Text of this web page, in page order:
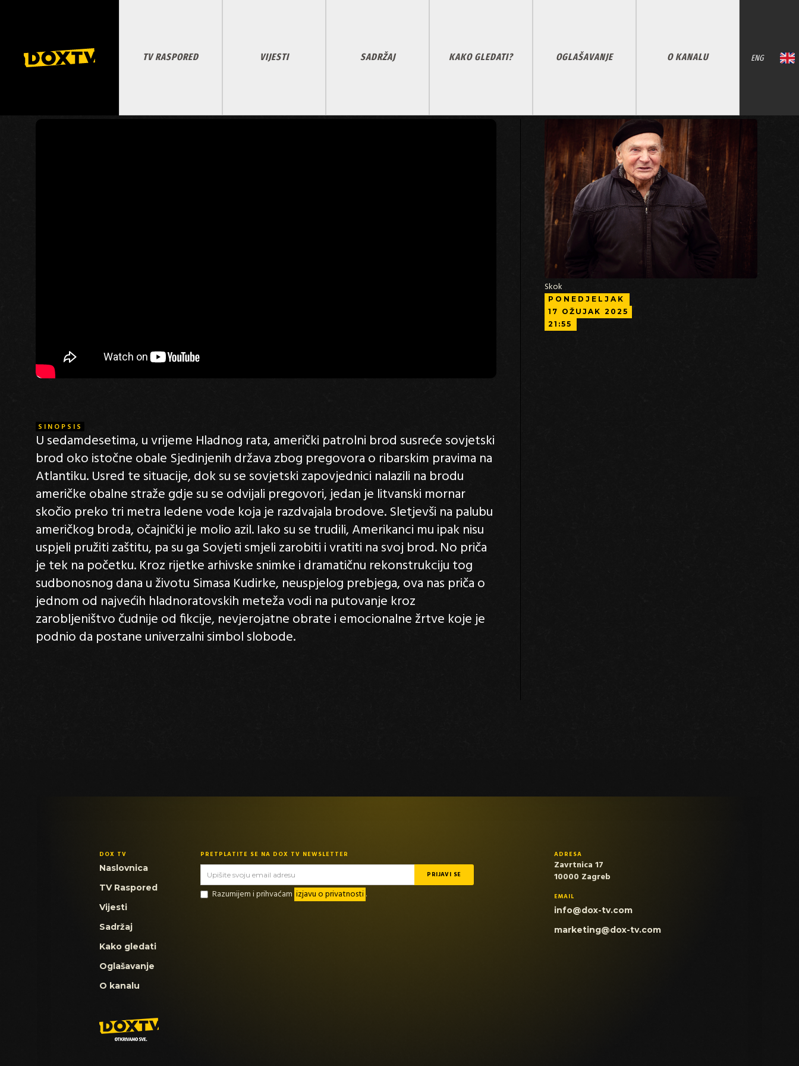
TV RASPORED VIJESTI SADRŽAJ KAKO GLEDATI? OGLAŠAVANJE O KANALU ENG
SINOPSIS
U sedamdesetima, u vrijeme Hladnog rata, američki patrolni brod susreće sovjetski
brod oko istočne obale Sjedinjenih država zbog pregovora o ribarskim pravima na
Atlantiku. Usred te situacije, dok su se sovjetski zapovjednici nalazili na brodu
američke obalne straže gdje su se odvijali pregovori, jedan je litvanski mornar
skočio preko tri metra ledene vode koja je razdvajala brodove. Sletjevši na palubu
američkog broda, očajnički je molio azil. Iako su se trudili, Amerikanci mu ipak nisu
uspjeli pružiti zaštitu, pa su ga Sovjeti smjeli zarobiti i vratiti na svoj brod. No priča
je tek na početku. Kroz rijetke arhivske snimke i dramatičnu rekonstrukciju tog
sudbonosnog dana u životu Simasa Kudirke, neuspjelog prebjega, ova nas priča o
jednom od najvećih hladnoratovskih meteža vodi na putovanje kroz
zarobljeništvo čudnije od fikcije, nevjerojatne obrate i emocionalne žrtve koje je
podnio da postane univerzalni simbol slobode.
Skok
PONEDJELJAK
17 OŽUJAK 2025
21:55
DOX TV
Naslovnica
TV Raspored
Vijesti
Sadržaj
Kako gledati
Oglašavanje
O kanalu
PRETPLATITE SE NA DOX TV NEWSLETTER
Razumijem i prihvaćam izjavu o privatnosti.
ADRESA
Zavrtnica 17
10000 Zagreb
EMAIL
info@dox-tv.com
marketing@dox-tv.com